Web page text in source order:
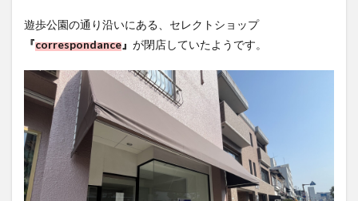
遊歩公園の通り沿いにある、セレクトショップ
『correspondance』 が閉店していたようです。
ビアガーデン
ビール
フェス
フルーツ
プレミアム商品券
プロレス
ホーバークラフト
ミヤマキリシマ
ラバーダック
ランチ ラーメン
リンクスクエア
レトロ
レンタサイクル
中央町
中華料理 九重町
休業
佐伯市
佐伯市ランチ 佐賀関
体験レポ